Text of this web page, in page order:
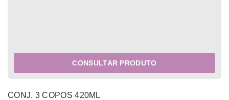
CONSULTAR PRODUTO
CONJ. 3 COPOS 420ML